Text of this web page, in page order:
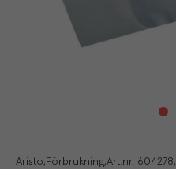
Aristo Förbrukning Art.nr. 604278